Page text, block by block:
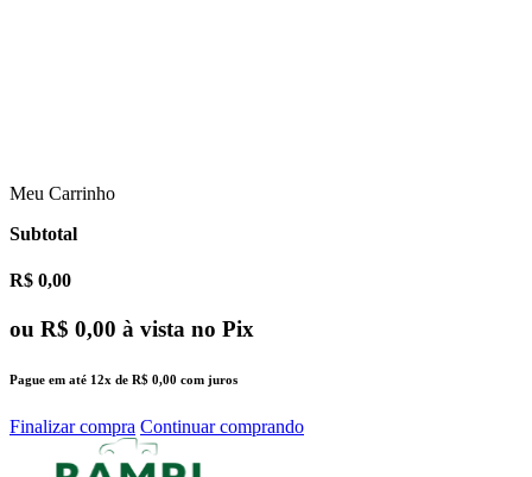
Meu Carrinho
Subtotal
R$ 0,00
ou R$ 0,00 à vista no Pix
Pague em até 12x de R$ 0,00 com juros
Finalizar compra Continuar comprando